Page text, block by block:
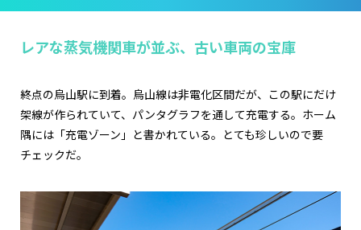
レアな蒸気機関車が並ぶ、古い車両の宝庫
終点の烏山駅に到着。烏山線は非電化区間だが、この駅にだけ
架線が作られていて、パンタグラフを通して充電する。ホーム
隅には「充電ゾーン」と書かれている。とても珍しいので要
チェックだ。